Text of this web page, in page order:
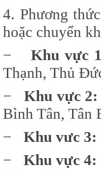
4. Phương
hoặc chuyển
−
Khu vực
Thạnh, Thủ
−
Khu vực 2:
Bình Tân, Tân
−
Khu vưc 3:
−
Khu vực 4: